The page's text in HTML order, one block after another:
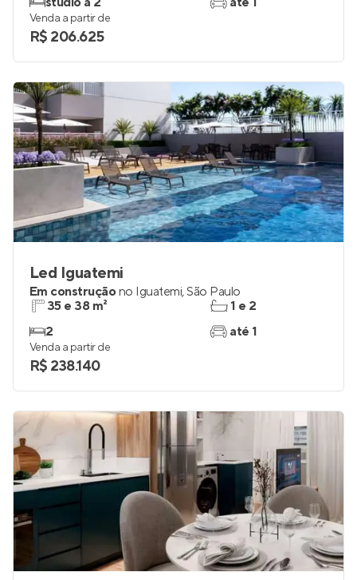
Venda a partir de
R$ 206.625
Led Iguatemi
Em construçãono Iguatemi,São Paulo
35 e 38 m²
2
1 e 2
até 1
Venda a partir de
R$ 238.140